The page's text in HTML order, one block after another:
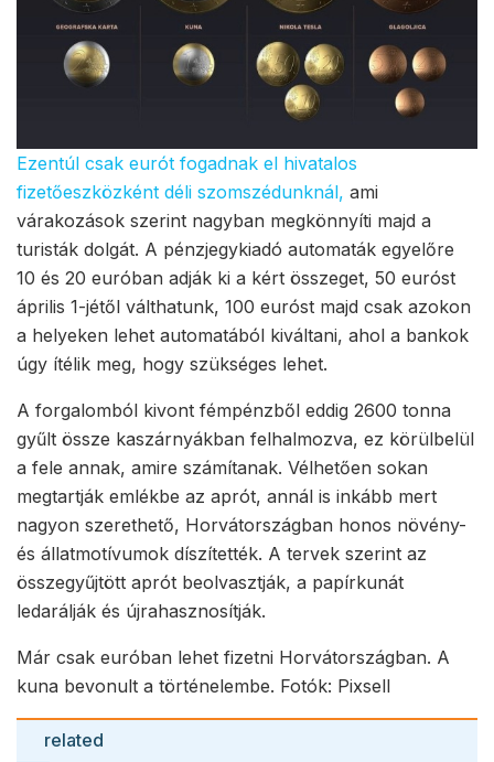
Ezentúl csak eurót fogadnak el hivatalos
fizetőeszközként déli szomszédunknál, ami
várakozások szerint nagyban megkönnyíti majd a
turisták dolgát. A pénzjegykiadó automaták egyelőre
10 és 20 euróban adják ki a kért összeget, 50 euróst
április 1-jétől válthatunk, 100 euróst majd csak azokon
a helyeken lehet automatából kiváltani, ahol a bankok
úgy ítélik meg, hogy szükséges lehet.
A forgalomból kivont fémpénzből eddig 2600 tonna
gyűlt össze kaszárnyákban felhalmozva, ez körülbelül
a fele annak, amire számítanak. Vélhetően sokan
megtartják emlékbe az aprót, annál is inkább mert
nagyon szerethető, Horvátországban honos növény-
és állatmotívumok díszítették. A tervek szerint az
összegyűjtött aprót beolvasztják, a papírkunát
ledarálják és újrahasznosítják.
Már csak euróban lehet fizetni Horvátországban. A
kuna bevonult a történelembe. Fotók: Pixsell
related